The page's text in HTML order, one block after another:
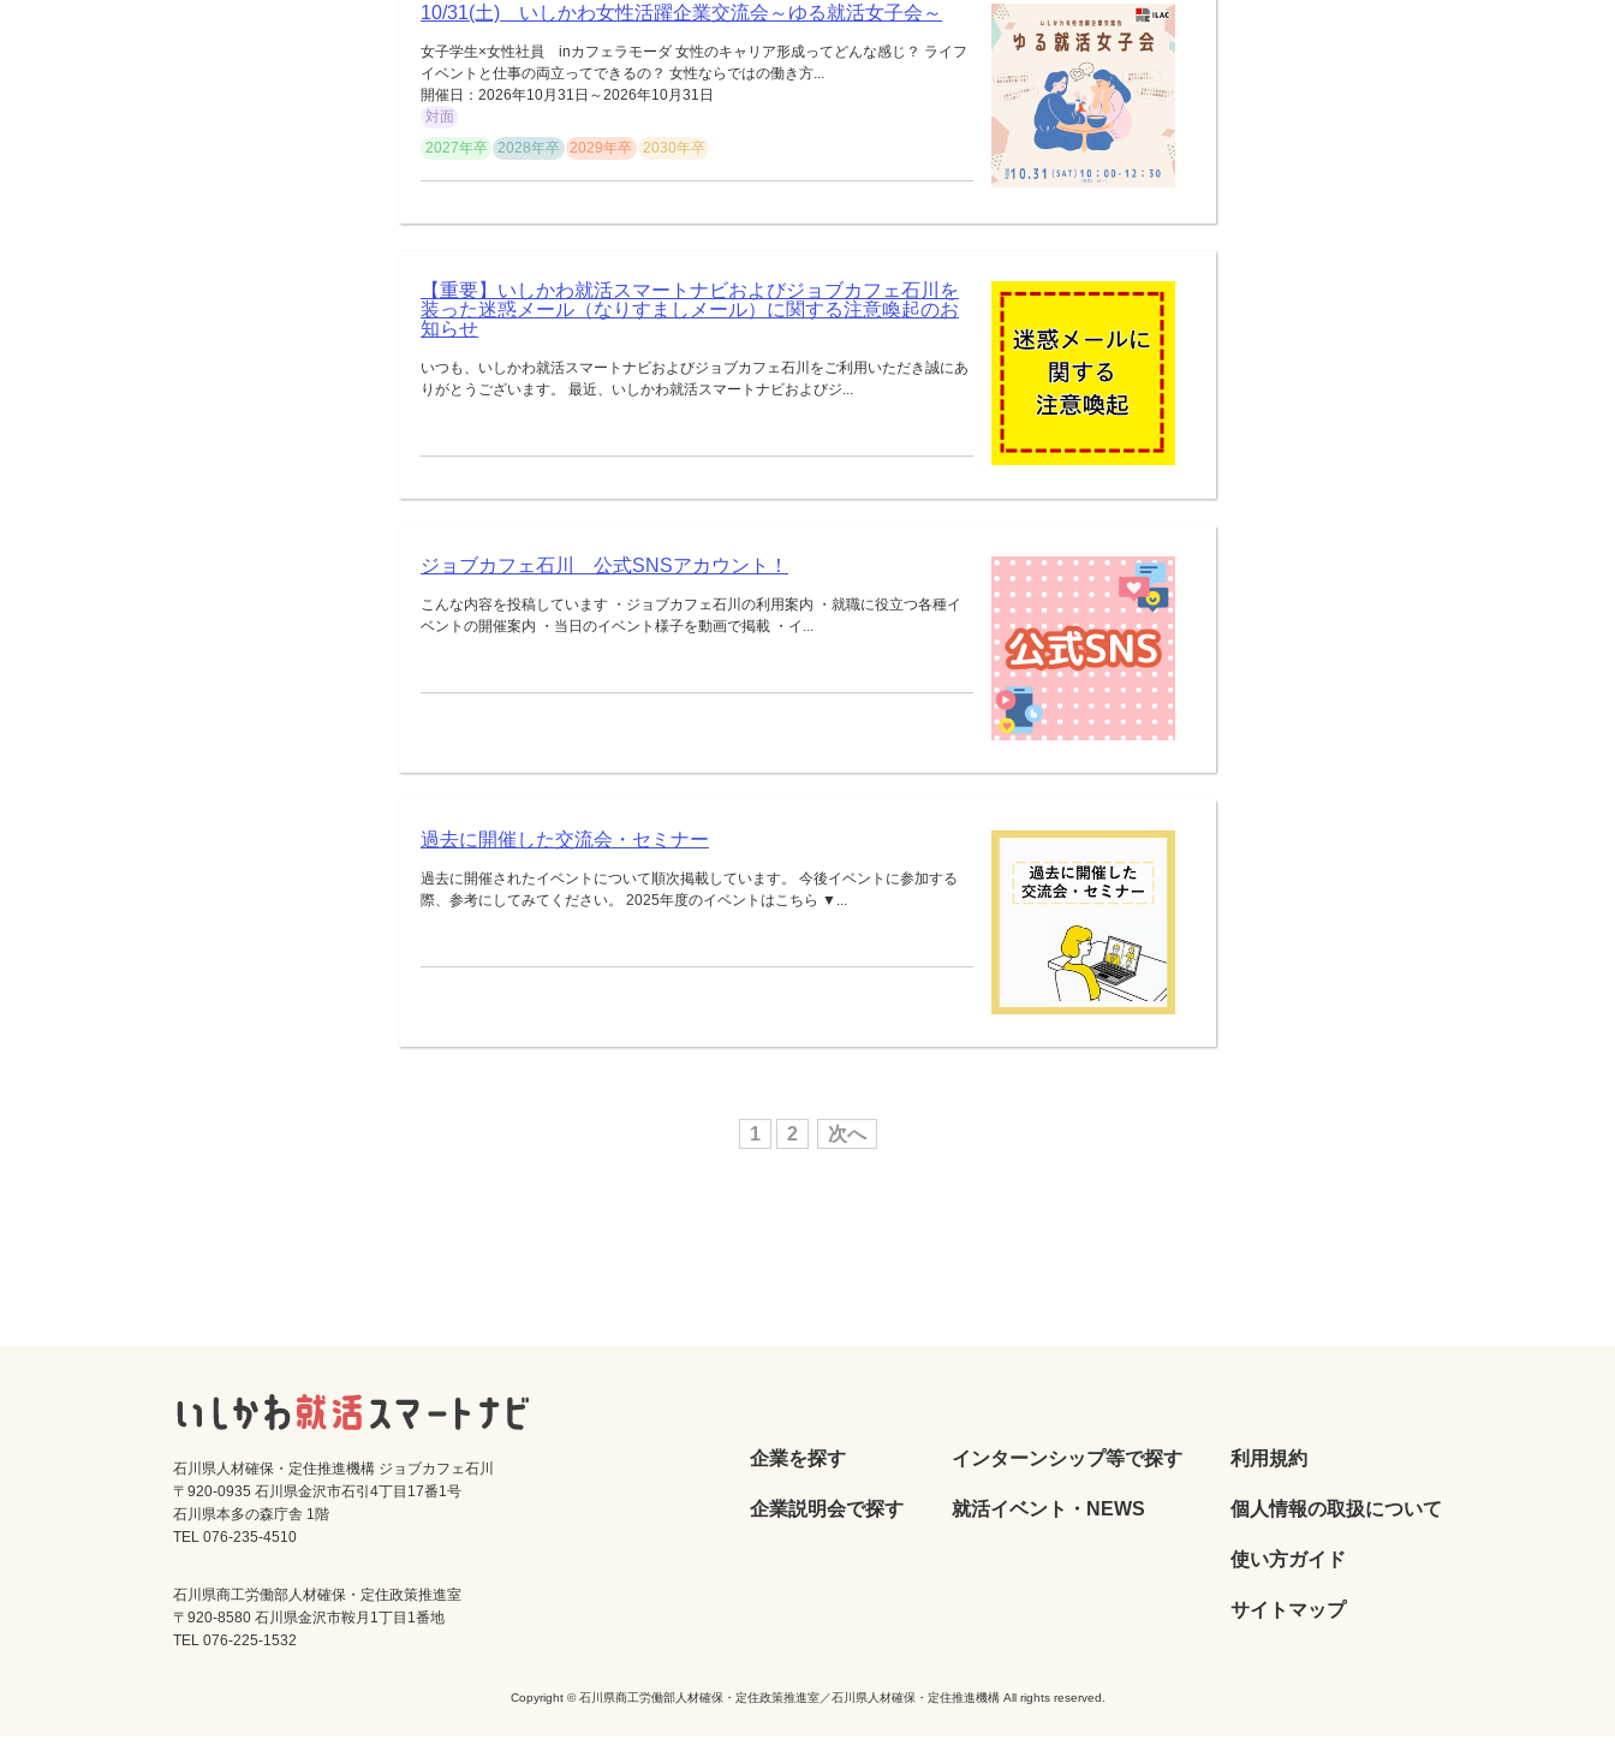
10/31(土) いしかわ女性活躍企業交流会～ゆる就活女子会～
女子学生×女性社員 inカフェラモーダ 女性のキャリア形成ってどんな感じ？ ライフ
イベントと仕事の両立ってできるの？ 女性ならではの働き方...
開催日：2026年10月31日～2026年10月31日
対面
2027年卒
2028年卒 2029年卒 2030年卒
【重要】いしかわ就活スマートナビおよびジョブカフェ石川を
装った迷惑メール（なりすましメール）に関する注意喚起のお
知らせ
いつも、いしかわ就活スマートナビおよびジョブカフェ石川をご利用いただき誠にあ
りがとうございます。 最近、いしかわ就活スマートナビおよびジ...
ジョブカフェ石川 公式SNSアカウント！
こんな内容を投稿しています ・ジョブカフェ石川の利用案内 ・就職に役立つ各種イ
ベントの開催案内 ・当日のイベント様子を動画で掲載 ・イ...
過去に開催した交流会・セミナー
過去に開催されたイベントについて順次掲載しています。 今後イベントに参加する
際、参考にしてみてください。 2025年度のイベントはこちら ▼...
1 2 次へ
石川県人材確保・定住推進機構 ジョブカフェ石川
〒920-0935 石川県金沢市石引4丁目17番1号
石川県本多の森庁舎 1階
TEL 076-235-4510
石川県商工労働部人材確保・定住政策推進室
〒920-8580 石川県金沢市鞍月1丁目1番地
TEL 076-225-1532
企業を探す
企業説明会で探す
インターンシップ等で探す
就活イベント・NEWS
利用規約
個人情報の取扱について
使い方ガイド
サイトマップ
Copyright © 石川県商工労働部人材確保・定住政策推進室／石川県人材確保・定住推進機構 All rights reserved.